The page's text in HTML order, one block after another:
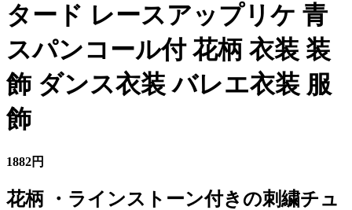
タード レースアップリケ 青
スパンコール付 花柄 衣装 装
飾 ダンス衣装 バレエ衣装 服
飾
1882円
花柄 ・ラインストーン付きの刺繍チュ